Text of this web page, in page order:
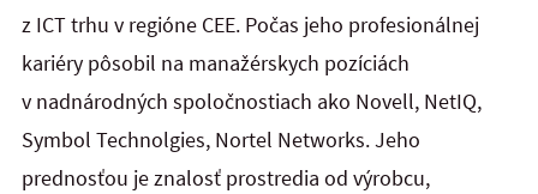
z ICT trhu v regióne CEE. Počas jeho profesionálnej
kariéry pôsobil na manažérskych pozíciách
v nadnárodných spoločnostiach ako Novell, NetIQ,
Symbol Technolgies, Nortel Networks. Jeho
prednosťou je znalosť prostredia od výrobcu,